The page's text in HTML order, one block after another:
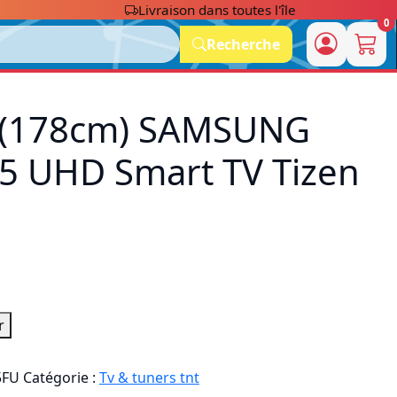
Livraison dans toutes l'île
Recherche
0
SAMSUNG
UHD Smart TV Tizen
Catégorie : Tv & tuners tnt